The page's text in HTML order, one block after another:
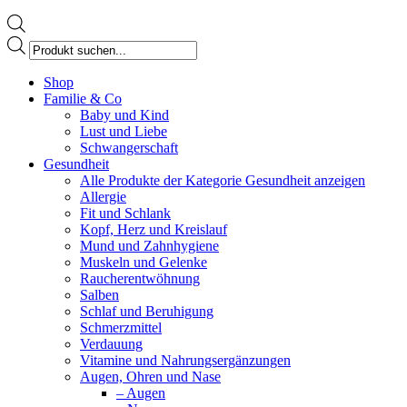
Products
search
page
opens
Shop
Familie & Co
Baby und Kind
Lust und Liebe
Schwangerschaft
Gesundheit
Alle Produkte der Kategorie Gesundheit anzeigen
Allergie
Fit und Schlank
Kopf, Herz und Kreislauf
Mund und Zahnhygiene
Muskeln und Gelenke
Raucherentwöhnung
Salben
Schlaf und Beruhigung
Schmerzmittel
Verdauung
Vitamine und Nahrungsergänzungen
Augen, Ohren und Nase
– Augen